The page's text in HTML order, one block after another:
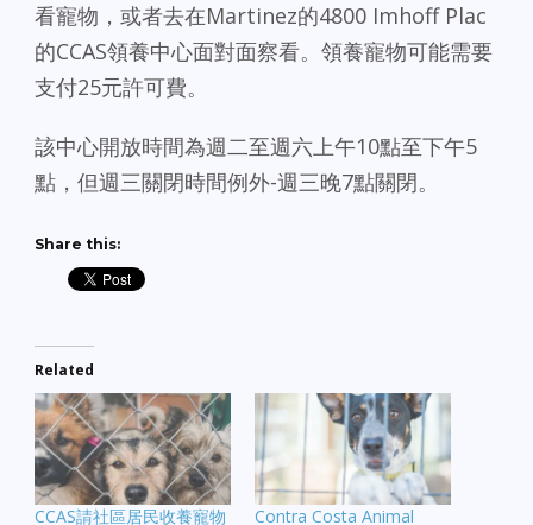
看寵物，或者去在Martinez的4800 Imhoff Plac
的CCAS領養中心面對面察看。領養寵物可能需要
支付25元許可費。
該中心開放時間為週二至週六上午10點至下午5
點，但週三關閉時間例外-週三晚7點關閉。
Share this:
Related
CCAS請社區居民收養寵物
Contra Costa Animal